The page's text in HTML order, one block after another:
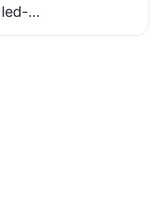
led-
syväsäteilijävalaisin